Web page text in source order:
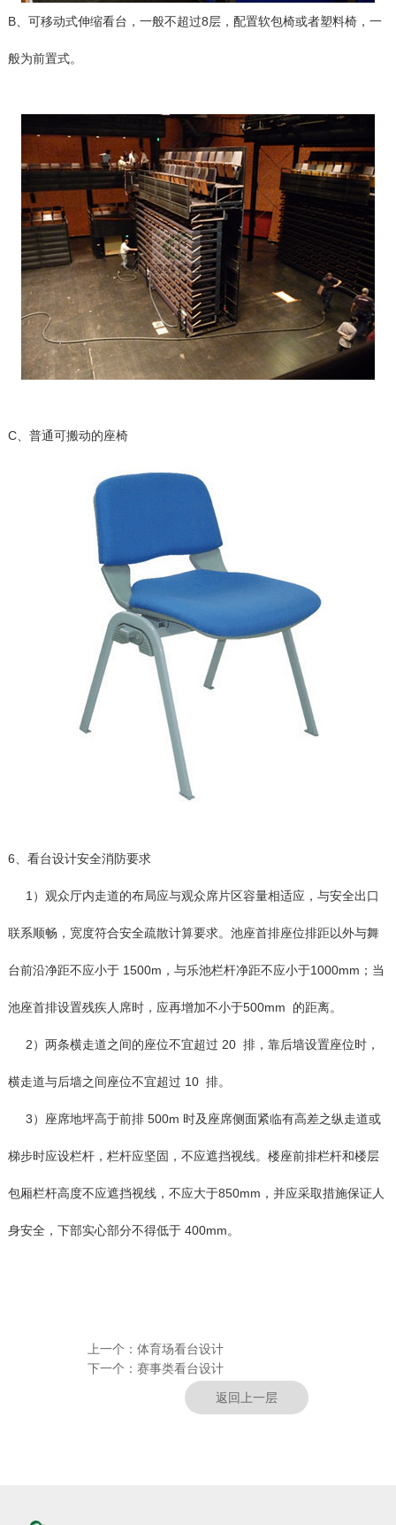
B、可移动式伸缩看台，一般不超过8层，配置软包椅或者塑料椅，一
般为前置式。
C、普通可搬动的座椅
6、看台设计安全消防要求
1）观众厅内走道的布局应与观众席片区容量相适应，与安全出口
联系顺畅，宽度符合安全疏散计算要求。池座首排座位排距以外与舞
台前沿净距不应小于 1500m，与乐池栏杆净距不应小于1000mm；当
池座首排设置残疾人席时，应再增加不小于500mm 的距离。
2）两条横走道之间的座位不宜超过 20 排，靠后墙设置座位时，
横走道与后墙之间座位不宜超过 10 排。
3）座席地坪高于前排 500m 时及座席侧面紧临有高差之纵走道或
梯步时应设栏杆，栏杆应坚固，不应遮挡视线。楼座前排栏杆和楼层
包厢栏杆高度不应遮挡视线，不应大于850mm，并应采取措施保证人
身安全，下部实心部分不得低于 400mm。
上一个： 体育场看台设计
下一个： 赛事类看台设计
返回上一层